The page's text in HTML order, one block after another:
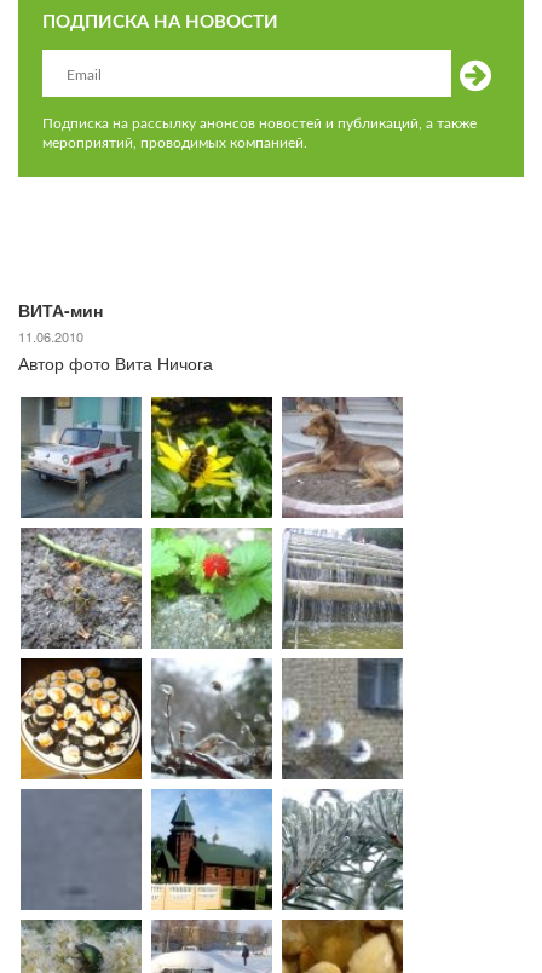
ПОДПИСКА НА НОВОСТИ
Подписка на рассылку анонсов новостей и публикаций, а также
мероприятий, проводимых компанией.
ВИТА-мин
11.06.2010
Автор фото Вита Ничога